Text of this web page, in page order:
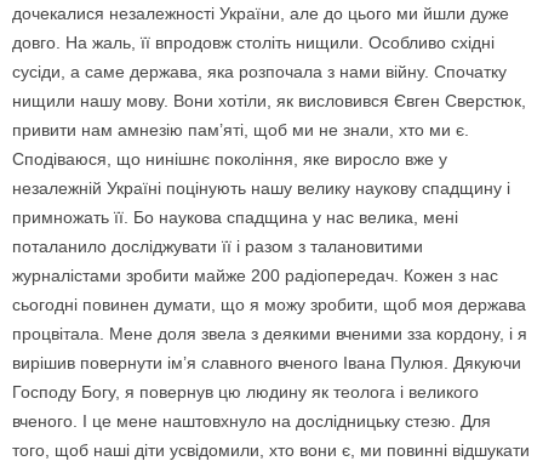
дочекалися незалежності України, але до цього ми йшли дуже
довго. На жаль, її впродовж століть нищили. Особливо східні
сусіди, а саме держава, яка розпочала з нами війну. Спочатку
нищили нашу мову. Вони хотіли, як висловився Євген Сверстюк,
привити нам амнезію пам’яті, щоб ми не знали, хто ми є.
Сподіваюся, що нинішнє покоління, яке виросло вже у
незалежній Україні поцінують нашу велику наукову спадщину і
примножать її. Бо наукова спадщина у нас велика, мені
поталанило досліджувати її і разом з талановитими
журналістами зробити майже 200 радіопередач. Кожен з нас
сьогодні повинен думати, що я можу зробити, щоб моя держава
процвітала. Мене доля звела з деякими вченими зза кордону, і я
вирішив повернути ім’я славного вченого Івана Пулюя. Дякуючи
Господу Богу, я повернув цю людину як теолога і великого
вченого. І це мене наштовхнуло на дослідницьку стезю. Для
того, щоб наші діти усвідомили, хто вони є, ми повинні відшукати